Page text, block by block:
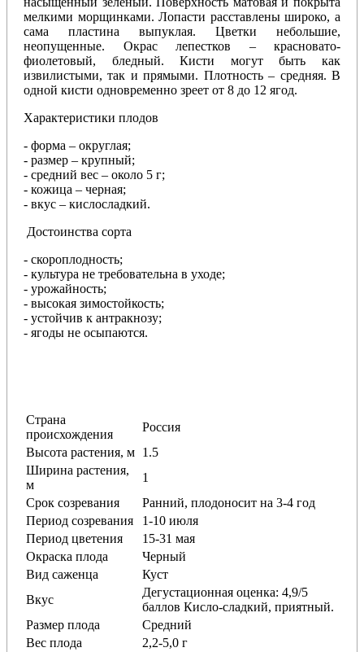
мелкими морщинками. Лопасти расставлены широко, а
сама пластина выпуклая. Цветки небольшие,
неопущенные. Окрас лепестков – красновато-
фиолетовый, бледный. Кисти могут быть как
извилистыми, так и прямыми. Плотность – средняя. В
одной кисти одновременно зреет от 8 до 12 ягод.
Характеристики плодов
- форма – округлая;
- размер – крупный;
- средний вес – около 5 г;
- кожица – черная;
- вкус – кислосладкий.
Достоинства сорта
- скороплодность;
- культура не требовательна в уходе;
- урожайность;
- высокая зимостойкость;
- устойчив к антракнозу;
- ягоды не осыпаются.
Страна
происхождения
Россия
Высота растения, м 1.5
Ширина растения,
м
1
Срок созревания
Ранний, плодоносит на 3-4 год
Период созревания
1-10 июля
Период цветения
15-31 мая
Окраска плода
Черный
Вид саженца
Куст
Вкус
Дегустационная оценка: 4,9/5
баллов Кисло-сладкий, приятный.
Размер плода
Средний
Вес плода
2,2-5,0 г